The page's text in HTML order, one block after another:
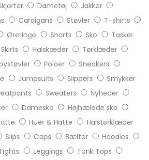
Dametøj
Jakker
Cardigans Støvler
T-shirts
Øreringe Shorts Sko
Tasker
Skirts Halskæder
Tørklæder
Poloer
Sneakers
Jumpsuits Slippers
Smykker
Sweaters
Nyheder
Damesko
Højhælede sko
Huer & Hatte
Halstørklæder
Slips Caps Bælter
Hoodies
Leggings
Tank Tops